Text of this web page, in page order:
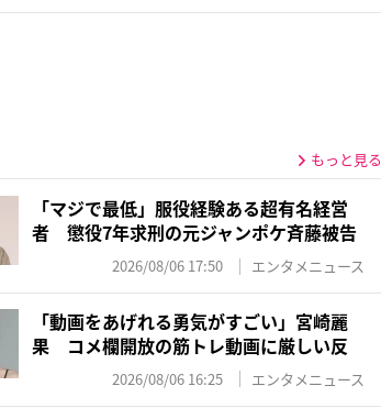
もっと見る
「マジで最低」服役経験ある超有名経営
者 懲役7年求刑の元ジャンポケ斉藤被告
2026/08/06 17:50 エンタメニュース
「動画をあげれる勇気がすごい」宮崎麗
果 コメ欄開放の筋トレ動画に厳しい反
2026/08/06 16:25 エンタメニュース